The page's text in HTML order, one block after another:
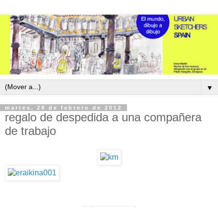
▼
martes, 28 de febrero de 2012
regalo de despedida a una compañera
de trabajo